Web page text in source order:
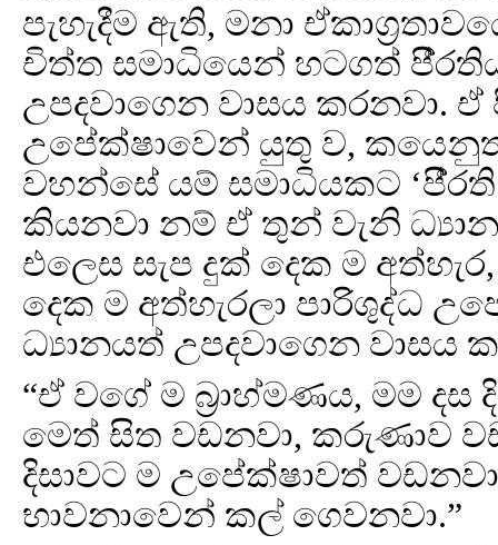
පැහැදීම ඇති, මනා
චිත්ත සමාධියෙන් හටගත්
උපදවාගෙන වාසය කරනවා.
උපේක්ෂාවෙන් යුතු ව,
වහන්සේ යම් සමාධියකට
කියනවා නම් ඒ තුන් වැනි
එලෙස සැප දුක් දෙක ම
දෙක ම අත්හැරලා පාරිශුද්ධ
ධ්‍යානයත් උපදවාගෙන වාසය
“ඒ වගේ ම බ්‍රාහ්මණය, මම දස
මෙත් සිත වඩනවා, කරුණාව
දිසාවට ම උපේක්ෂාවත්
භාවනාවෙන් කල් ගෙවනවා.”